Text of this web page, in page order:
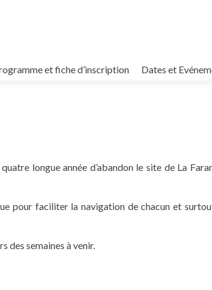
et fiche d’inscription Dates et
quatre longue année d’abandon le site de La
pour faciliter la navigation de chacun et
des semaines à venir.